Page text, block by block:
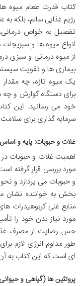
کتاب قدرت طعام میوه
رژیم غذایی سالم، بلکه
تفصیل به خواص
انواع میوه ها و
از میوه درمانی و سبزی
بیماری ها و تقویت
برای دستگاه گوارش و چه
خود می رسانید. این
سرمایه گذاری برای
غلات و حبوبات: پایه و
اهمیت غلات و حبوبات
مورد بررسی قرار گرفته
و حبوبات می پردازد و
بخش به خواننده نشان
منابع غنی کربوهیدرات
مورد نیاز بدن خود را
حس رضایت از مصرف
طور مداوم انرژی لازم
ای است که این کتاب به آن
پروتئین ها (گیاهی و